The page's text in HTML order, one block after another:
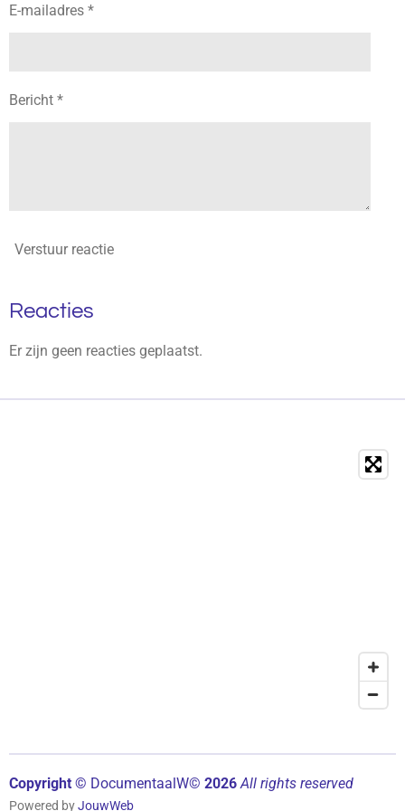
E-mailadres *
Bericht *
Verstuur reactie
Reacties
Er zijn geen reacties geplaatst.
Copyright © DocumentaalW© 2026All rights reserved
Powered byJouwWeb